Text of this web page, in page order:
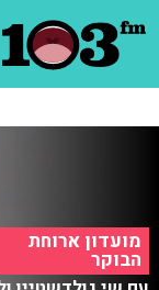
מועדון ארוחת
הבוקר